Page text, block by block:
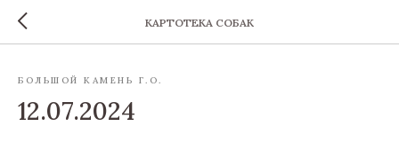
КАРТОТЕКА СОБАК
БОЛЬШОЙ КАМЕНЬ Г.О.
12.07.2024